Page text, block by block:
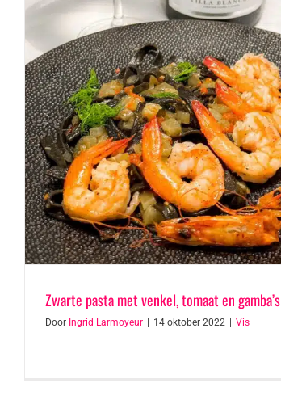
Zwarte pasta met venkel, tomaat en gamba’s
Door Ingrid Larmoyeur 14 oktober 2022 Vis